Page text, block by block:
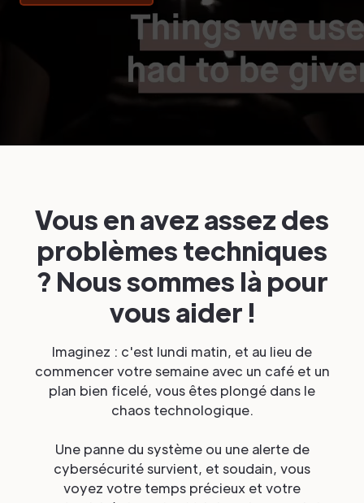
Vous en avez assez des
problèmes techniques
? Nous sommes là pour
vous aider !
Imaginez : c'est lundi matin, et au lieu de
commencer votre semaine avec un café et un
plan bien ficelé, vous êtes plongé dans le
chaos technologique.
Une panne du système ou une alerte de
cybersécurité survient, et soudain, vous
voyez votre temps précieux et votre